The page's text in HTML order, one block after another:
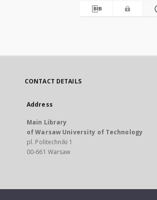
CONTACT DETAILS
Address
Main Library
of Warsaw University of Technology
pl. Politechniki 1
00-661 Warsaw